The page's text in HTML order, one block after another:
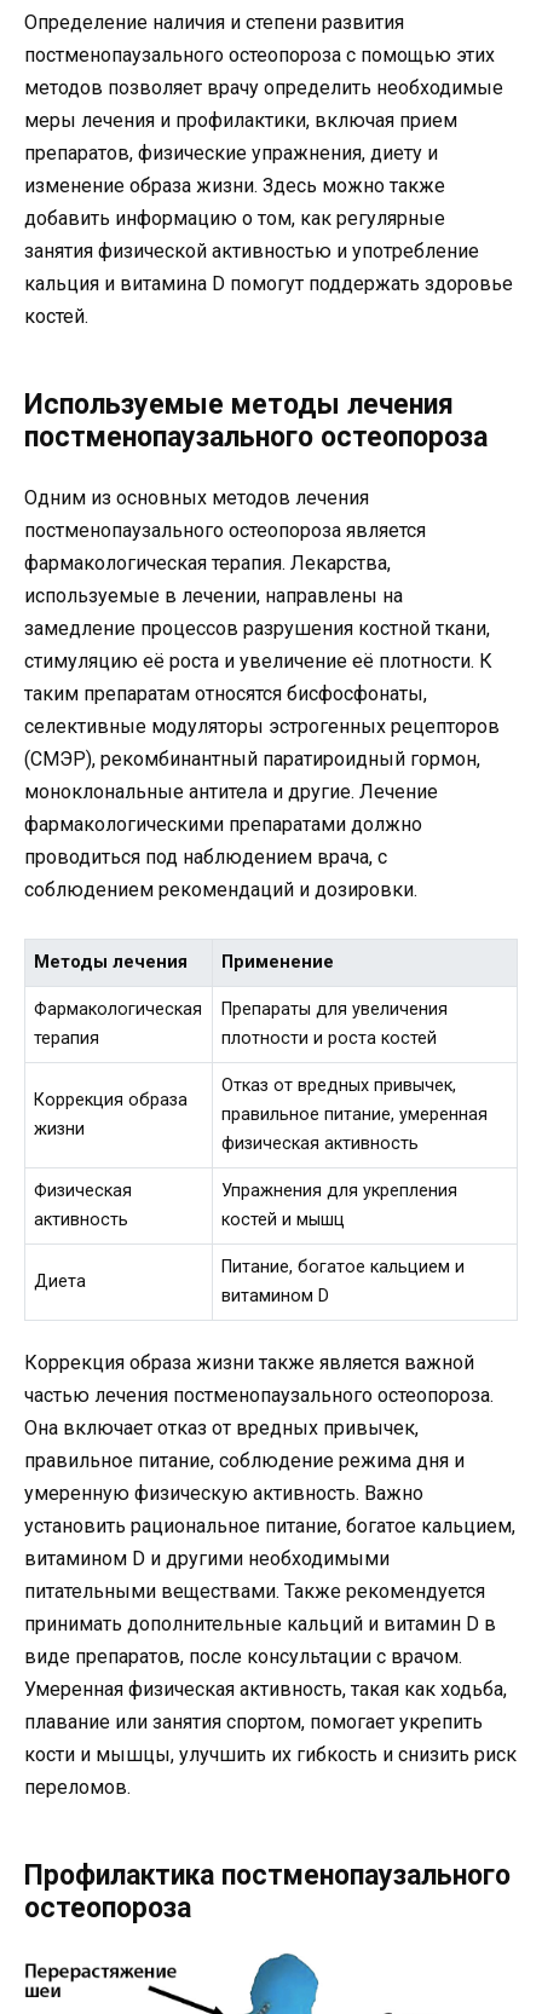
Определение наличия и степени развития
постменопаузального остеопороза с помощью этих
методов позволяет врачу определить необходимые
меры лечения и профилактики, включая прием
препаратов, физические упражнения, диету и
изменение образа жизни. Здесь можно также
добавить информацию о том, как регулярные
занятия физической активностью и употребление
кальция и витамина D помогут поддержать здоровье
костей.
Используемые методы лечения
постменопаузального остеопороза
Одним из основных методов лечения
постменопаузального остеопороза является
фармакологическая терапия. Лекарства,
используемые в лечении, направлены на
замедление процессов разрушения костной ткани,
стимуляцию её роста и увеличение её плотности. К
таким препаратам относятся бисфосфонаты,
селективные модуляторы эстрогенных рецепторов
(СМЭР), рекомбинантный паратироидный гормон,
моноклональные антитела и другие. Лечение
фармакологическими препаратами должно
проводиться под наблюдением врача, с
соблюдением рекомендаций и дозировки.
Методы лечения Применение
Фармакологическая
терапия
Препараты для увеличения
плотности и роста костей
Коррекция образа
жизни
Отказ от вредных привычек,
правильное питание, умеренная
физическая активность
Физическая
активность
Упражнения для укрепления
костей и мышц
Диета
Питание, богатое кальцием и
витамином D
Коррекция образа жизни также является важной
частью лечения постменопаузального остеопороза.
Она включает отказ от вредных привычек,
правильное питание, соблюдение режима дня и
умеренную физическую активность. Важно
установить рациональное питание, богатое кальцием,
витамином D и другими необходимыми
питательными веществами. Также рекомендуется
принимать дополнительные кальций и витамин D в
виде препаратов, после консультации с врачом.
Умеренная физическая активность, такая как ходьба,
плавание или занятия спортом, помогает укрепить
кости и мышцы, улучшить их гибкость и снизить риск
переломов.
Профилактика постменопаузального
остеопороза